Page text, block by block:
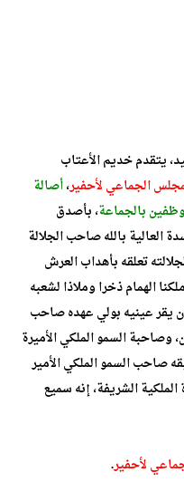
المجيد، يتقدم خديم الأعتاب
الجماعي لأحفير،أصالة
بالجماعة، بأصدق
العالية بالله صاحب الجلالة
تعلقه بأهداب العرش
الهمام ذخرا وملاذا لشعبه
يقر عينيه بولي عهده صاحب
وصاحبة السمو الملكي الأميرة
صاحب السمو الملكي الأمير
الشريفة، إنه سميع
لأحفير.